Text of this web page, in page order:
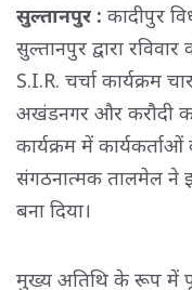
सुल्तानपुर : कादीपुर
सुल्तानपुर द्वारा
S.I.R. चर्चा कार्यक्रम
अखंडनगर और करौदी
कार्यक्रम में
संगठनात्मक तालमेल
बना दिया।
मुख्य अतिथि के रूप में